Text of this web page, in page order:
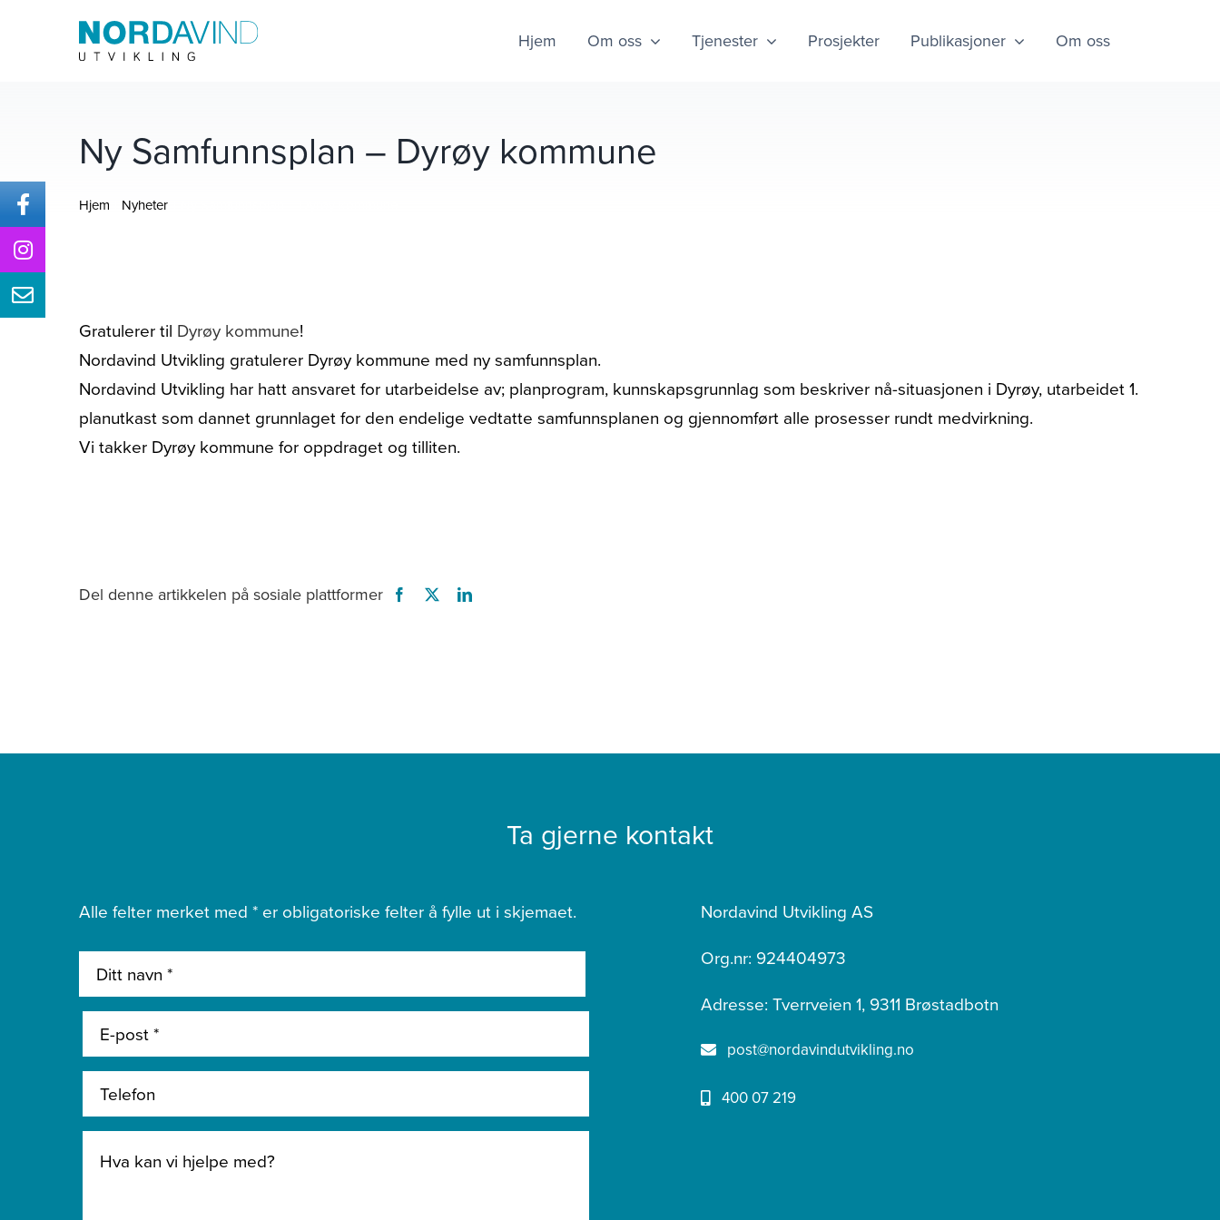
Hjem Om oss Tjenester Prosjekter Publikasjoner Om oss
Ny Samfunnsplan – Dyrøy kommune
Hjem Nyheter
Gratulerer til Dyrøy kommune!
Nordavind Utvikling gratulerer Dyrøy kommune med ny samfunnsplan.
Nordavind Utvikling har hatt ansvaret for utarbeidelse av; planprogram, kunnskapsgrunnlag som beskriver nå-situasjonen i Dyrøy, utarbeidet 1.
planutkast som dannet grunnlaget for den endelige vedtatte samfunnsplanen og gjennomført alle prosesser rundt medvirkning.
Vi takker Dyrøy kommune for oppdraget og tilliten.
Del denne artikkelen på sosiale plattformer
Ta gjerne kontakt
Alle felter merket med * er obligatoriske felter å fylle ut i skjemaet.
Nordavind Utvikling AS
Org.nr: 924404973
Adresse: Tverrveien 1, 9311 Brøstadbotn
post@nordavindutvikling.no
400 07 219